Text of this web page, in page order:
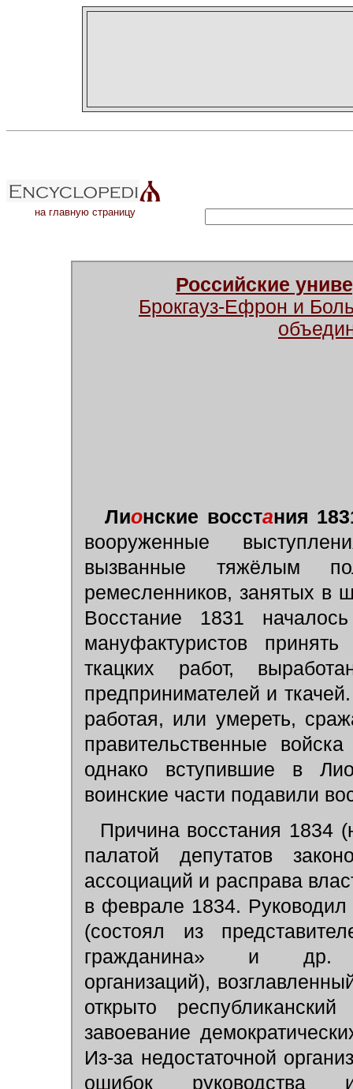
на главную страницу
Российские
Брокгауз-Ефрон и
Лионские восстания
вооруженные
вызванные тяжёлым
ремесленников, занятых в
Восстание 1831
мануфактуристов
ткацких работ,
предпринимателей и
работая, или умереть,
правительственные
однако вступившие в
воинские части подавили
Причина восстания 1834
палатой депутатов
ассоциаций и расправа
в феврале 1834.
(состоял из
гражданина» и др.
организаций),
открыто
завоевание
Из-за недостаточной
ошибок